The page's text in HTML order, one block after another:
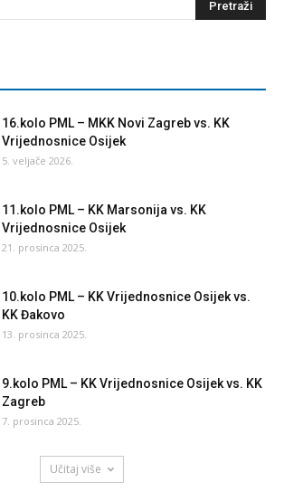
16.kolo PML – MKK Novi Zagreb vs. KK
Vrijednosnice Osijek
5. veljače 2026.
11.kolo PML – KK Marsonija vs. KK
Vrijednosnice Osijek
21. prosinca 2025.
10.kolo PML – KK Vrijednosnice Osijek vs.
KK Đakovo
13. prosinca 2025.
9.kolo PML – KK Vrijednosnice Osijek vs. KK
Zagreb
7. prosinca 2025.
Učitaj više